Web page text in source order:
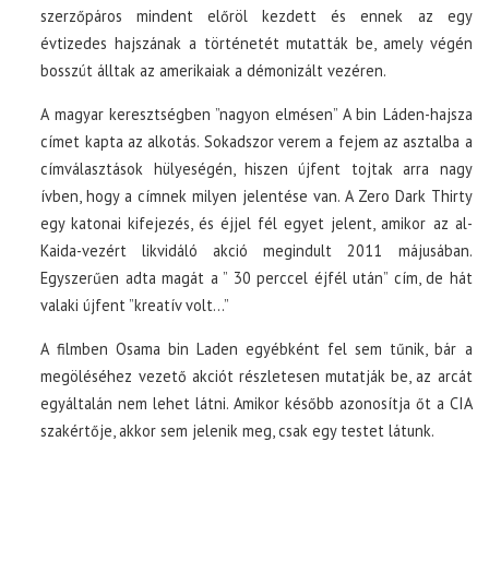
szerzőpáros mindent előröl kezdett és ennek az egy
évtizedes hajszának a történetét mutatták be, amely végén
bosszút álltak az amerikaiak a démonizált vezéren.
A magyar keresztségben ”nagyon elmésen” A bin Láden-hajsza
címet kapta az alkotás. Sokadszor verem a fejem az asztalba a
címválasztások hülyeségén, hiszen újfent tojtak arra nagy
ívben, hogy a címnek milyen jelentése van. A Zero Dark Thirty
egy katonai kifejezés, és éjjel fél egyet jelent, amikor az al-
Kaida-vezért likvidáló akció megindult 2011 májusában.
Egyszerűen adta magát a ” 30 perccel éjfél után” cím, de hát
valaki újfent ”kreatív volt…”
A filmben Osama bin Laden egyébként fel sem tűnik, bár a
megöléséhez vezető akciót részletesen mutatják be, az arcát
egyáltalán nem lehet látni. Amikor később azonosítja őt a CIA
szakértője, akkor sem jelenik meg, csak egy testet látunk.